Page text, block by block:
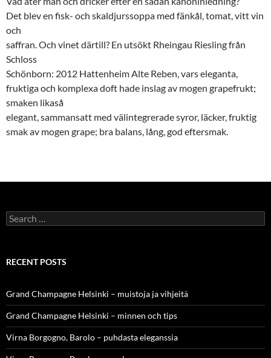
Det blev en fisk- och skaldjurssoppa med fänkål, tomat, vitt vin
och
saffran. Och vinet därtill? En utsökt Rheingau Riesling från
Schloss
Schönborn: 2012 Hattenheim Alte Reben, vars eleganta,
fruktiga och komplexa doft hade inslag av mogen grapefrukt;
smaken likaså
elegant, sammansatt med välintegrerade syror, läcker, fruktig
smak av mogen grape; bra balans, lång, god eftersmak.
Search
for:
RECENT POSTS
Grand Champagne Helsinki – muistoja ja vihjeitä
Grand Champagne Helsinki – minnen och tips
Virna Borgogno, Barolo – puhdasta eleganssia